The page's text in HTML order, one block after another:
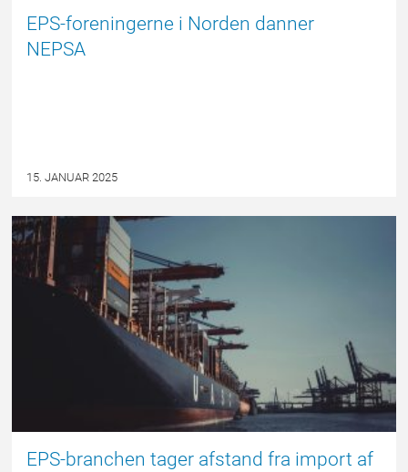
EPS-foreningerne i Norden danner
NEPSA
15. JANUAR 2025
EPS-branchen tager afstand fra import af